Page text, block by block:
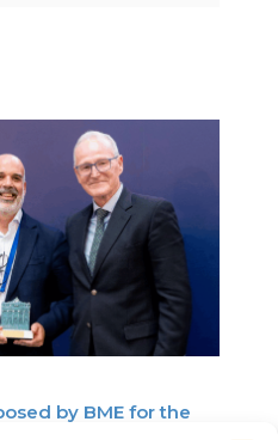
by BME for the